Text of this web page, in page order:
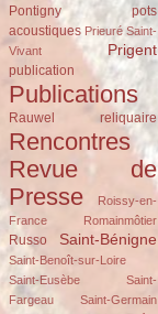
Pontigny
pots
acoustiques Prieuré Saint-
Vivant
Prigent
publication
Publications
Rauwel reliquaire
Rencontres
Revue de
Presse
Roissy-en-
France
Romainmôtier
Russo Saint-Bénigne
Saint-Benoît-sur-Loire
Saint-Eusèbe
Saint-
Fargeau
Saint-Germain